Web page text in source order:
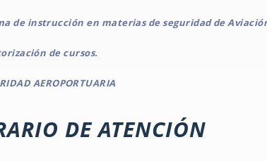
de instrucción en materias de seguridad de
de cursos.
AEROPORTUARIA
DE ATENCIÓN